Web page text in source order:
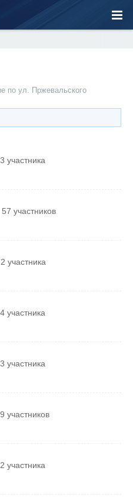
по ул. Пржевальского
участника
57 участников
участника
участника
участника
участников
участника